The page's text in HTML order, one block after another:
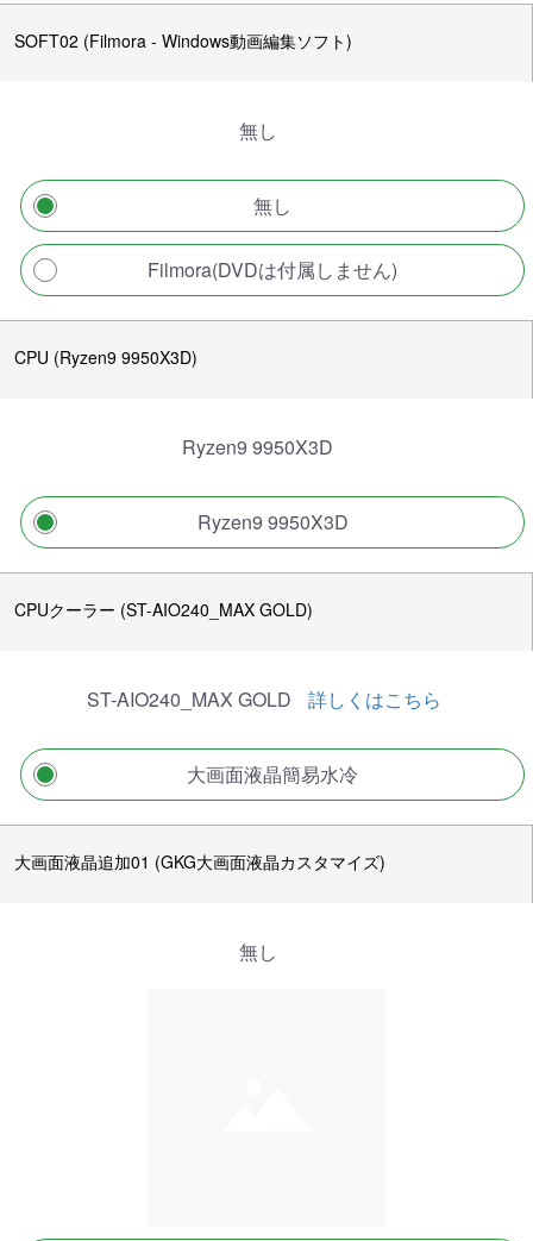
SOFT02 (Filmora - Windows動画編集ソフト)
無し
無し
Filmora(DVDは付属しません)
CPU (Ryzen9 9950X3D)
Ryzen9 9950X3D
Ryzen9 9950X3D
CPUクーラー (ST-AIO240_MAX GOLD)
ST-AIO240_MAX GOLD 詳しくはこちら
大画面液晶簡易水冷
大画面液晶追加01 (GKG大画面液晶カスタマイズ)
無し